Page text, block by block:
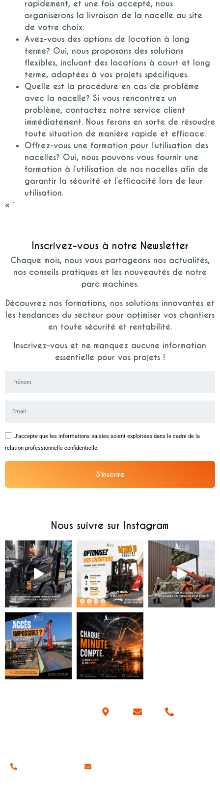
rapidement, et une fois accepté, nous
organiserons la livraison de la nacelle au site
de votre choix.
Avez-vous des options de location à long
terme? Oui, nous proposons des solutions
flexibles, incluant des locations à court et long
terme, adaptées à vos projets spécifiques.
Quelle est la procédure en cas de problème
avec la nacelle? Si vous rencontrez un
problème, contactez notre service client
immédiatement. Nous ferons en sorte de résoudre
toute situation de manière rapide et efficace.
Offrez-vous une formation pour l’utilisation des
nacelles? Oui, nous pouvons vous fournir une
formation à l’utilisation de nos nacelles afin de
garantir la sécurité et l’efficacité lors de leur
utilisation.
« `
Inscrivez-vous à notre Newsletter
Chaque mois, nous vous partageons nos actualités,
nos conseils pratiques et les nouveautés de notre
parc machines.
Découvrez nos formations, nos solutions innovantes et
les tendances du secteur pour optimiser vos chantiers
en toute sécurité et rentabilité.
Inscrivez-vous et ne manquez aucune information
essentielle pour vos projets !
J'accepte que les informations saisies soient exploitées dans le cadre de la
relation professionnelle confidentielle.
S'inscrire
Nous suivre sur Instagram